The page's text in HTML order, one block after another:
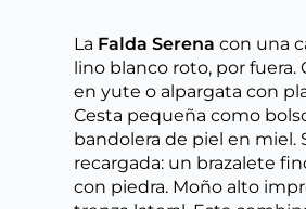
La Falda Serena con una
lino blanco roto, por fuera.
en yute o alpargata con
Cesta pequeña como
bandolera de piel en miel.
recargada: un brazalete
con piedra. Moño alto